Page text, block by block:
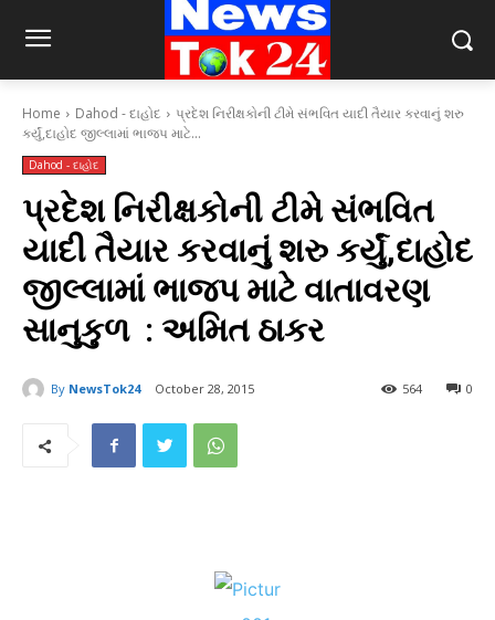
Home Dahod - દાહોદ
પ્રદેશ નિરીક્ષકોની ટીમે સંભવિત યાદી તૈયાર કરવાનું શરુ
કર્યું,દાહોદ જીલ્લામાં ભાજપ માટે...
Dahod - દાહોદ
પ્રદેશ નિરીક્ષકોની ટીમે સંભવિત
યાદી તૈયાર કરવાનું શરુ કર્યું,દાહોદ
જીલ્લામાં ભાજપ માટે વાતાવરણ
સાનુકુળ : અમિત ઠાકર
By NewsTok24 October 28, 2015 0
564